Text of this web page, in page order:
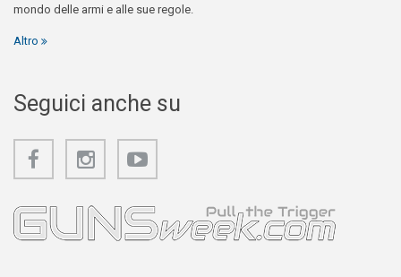
mondo delle armi e alle sue regole.
Altro
Seguici anche su